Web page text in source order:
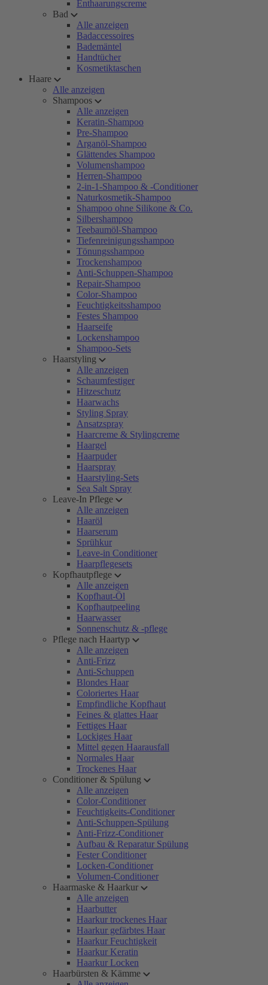
Enthaarungscreme
Bad
Alle anzeigen
Badaccessoires
Bademäntel
Handtücher
Kosmetiktaschen
Haare
Alle anzeigen
Shampoos
Alle anzeigen
Keratin-Shampoo
Pre-Shampoo
Arganöl-Shampoo
Glättendes Shampoo
Volumenshampoo
Herren-Shampoo
2-in-1-Shampoo & -Conditioner
Naturkosmetik-Shampoo
Shampoo ohne Silikone & Co.
Silbershampoo
Teebaumöl-Shampoo
Tiefenreinigungsshampoo
Tönungsshampoo
Trockenshampoo
Anti-Schuppen-Shampoo
Repair-Shampoo
Color-Shampoo
Feuchtigkeitsshampoo
Festes Shampoo
Haarseife
Lockenshampoo
Shampoo-Sets
Haarstyling
Alle anzeigen
Schaumfestiger
Hitzeschutz
Haarwachs
Styling Spray
Ansatzspray
Haarcreme & Stylingcreme
Haargel
Haarpuder
Haarspray
Haarstyling-Sets
Sea Salt Spray
Leave-In Pflege
Alle anzeigen
Haaröl
Haarserum
Sprühkur
Leave-in Conditioner
Haarpflegesets
Kopfhautpflege
Alle anzeigen
Kopfhaut-Öl
Kopfhautpeeling
Haarwasser
Sonnenschutz & -pflege
Pflege nach Haartyp
Alle anzeigen
Anti-Frizz
Anti-Schuppen
Blondes Haar
Coloriertes Haar
Empfindliche Kopfhaut
Feines & glattes Haar
Fettiges Haar
Lockiges Haar
Mittel gegen Haarausfall
Normales Haar
Trockenes Haar
Conditioner & Spülung
Alle anzeigen
Color-Conditioner
Feuchtigkeits-Conditioner
Anti-Schuppen-Spülung
Anti-Frizz-Conditioner
Aufbau & Reparatur Spülung
Fester Conditioner
Locken-Conditioner
Volumen-Conditioner
Haarmaske & Haarkur
Alle anzeigen
Haarbutter
Haarkur trockenes Haar
Haarkur gefärbtes Haar
Haarkur Feuchtigkeit
Haarkur Keratin
Haarkur Locken
Haarbürsten & Kämme